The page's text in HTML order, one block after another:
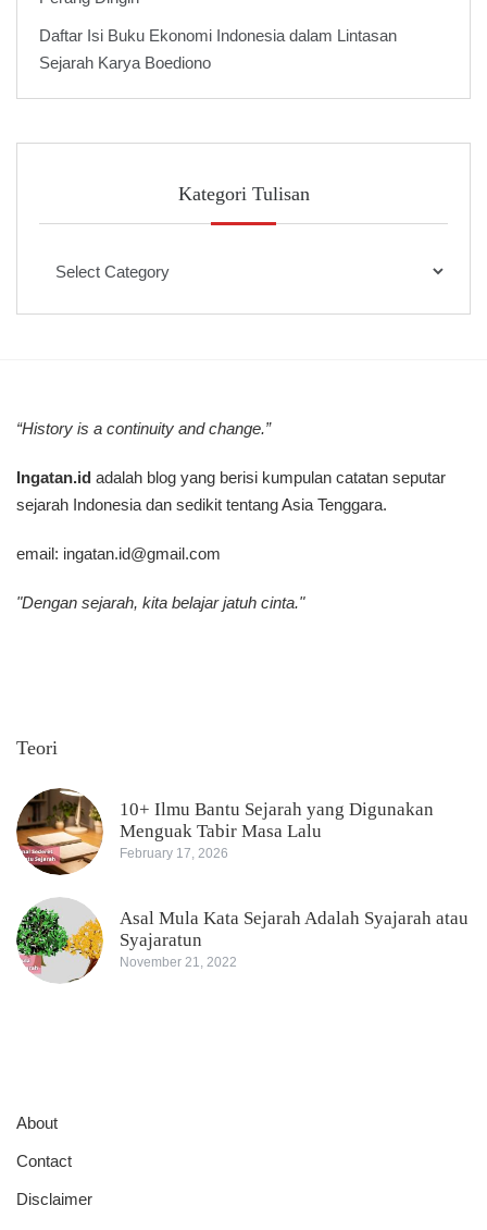
Daftar Isi Buku Ekonomi Indonesia dalam Lintasan
Sejarah Karya Boediono
Kategori Tulisan
“History is a continuity and change.”
Ingatan.id adalah blog yang berisi kumpulan catatan seputar
sejarah Indonesia dan sedikit tentang Asia Tenggara.
email: ingatan.id@gmail.com
"Dengan sejarah, kita belajar jatuh cinta."
Teori
10+ Ilmu Bantu Sejarah yang Digunakan
Menguak Tabir Masa Lalu
February 17, 2026
Asal Mula Kata Sejarah Adalah Syajarah atau
Syajaratun
November 21, 2022
About
Contact
Disclaimer